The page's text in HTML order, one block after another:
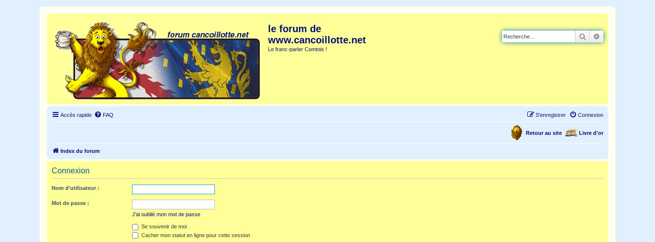
le forum de
www.cancoillotte.net
Le franc-parler Comtois !
Rechercher
Accès rapide FAQ Connexion
S’enregistrer
Livre d'or
Retour au site
Index du forum
Connexion
Nom d’utilisateur :
Mot de passe :
J’ai oublié mon mot de passe
Se souvenir de moi
Cacher mon statut en ligne pour cette session